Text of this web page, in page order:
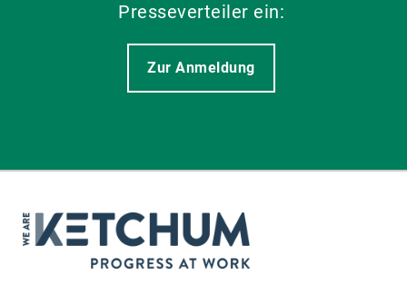
Presseverteiler ein:
Zur Anmeldung